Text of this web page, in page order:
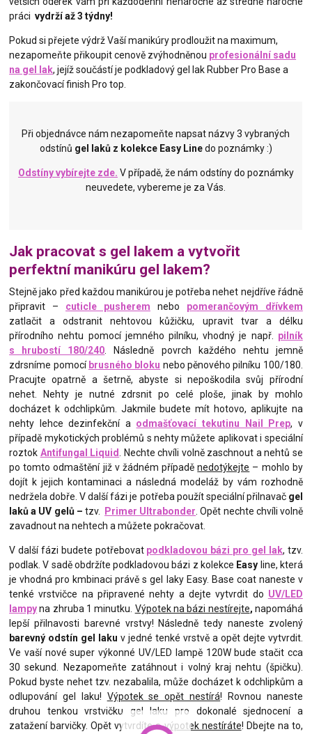
práci vydrží až 3 týdny!
Pokud si přejete výdrž Vaší manikúry prodloužit na maximum,
nezapomeňte přikoupit cenově zvýhodněnou profesionální sadu
na gel lak, jejíž součástí je podkladový gel lak Rubber Pro Base a
zakončovací finish Pro top.
Při objednávce nám nezapomeňte napsat názvy 3 vybraných
odstínů gel laků z kolekce Easy Linedo poznámky :)
Odstíny vybírejte zde. V případě, že nám odstíny do poznámky
neuvedete, vybereme je za Vás.
Jak pracovat s gel lakem a vytvořit
perfektní manikúru gel lakem?
Stejně jako před každou manikúrou je potřeba nehet nejdříve řádně
připravit – cuticle pusherem nebo pomerančovým dřívkem
zatlačit a odstranit nehtovou kůžičku, upravit tvar a délku
přírodního nehtu pomocí jemného pilníku, vhodný je např. pilník
s hrubostí 180/240 . Následně povrch každého nehtu jemně
zdrsníme pomocí brusného bloku nebo pěnového pilníku 100/180.
Pracujte opatrně a šetrně, abyste si nepoškodila svůj přírodní
nehet. Nehty je nutné zdrsnit po celé ploše, jinak by mohlo
docházet k odchlipkům. Jakmile budete mít hotovo, aplikujte na
nehty lehce dezinfekční a odmašťovací tekutinu Nail Prep, v
případě mykotických problémů s nehty můžete aplikovat i speciální
roztok Antifungal Liquid
. Nechte chvíli volně zaschnout a nehtů se
po tomto odmaštění již v žádném případěnedotýkejte – mohlo by
dojít k jejich kontaminaci a následná modeláž by vám rozhodně
nedržela dobře. V další fázi je potřeba použít speciální přilnavačgel
laků a UV gelů – tzv. Primer Ultrabonder . Opět nechte chvíli volně
zavadnout na nehtech a můžete pokračovat.
V další fázi budete potřebovat podkladovou bázi pro gel lak, tzv.
podlak. V sadě obdržíte podkladovou bázi z kolekce Easy line, která
je vhodná pro kmbinaci právě s gel laky Easy. Base coat naneste v
tenké vrstvičce na připravené nehty a dejte vytvrdit do UV/LED
lampyna zhruba 1 minutku. Výpotek na bázi nestírejte, napomáhá
lepší přilnavosti barevné vrstvy! Následně tedy naneste zvolený
barevný odstín gel laku v jedné tenké vrstvě a opět dejte vytvrdit.
Ve vaší nové super výkonné UV/LED lampě 120W bude stačit cca
30 sekund. Nezapomeňte zatáhnout i volný kraj nehtu (špičku).
Pokud byste nehet tzv. nezabalila, může docházet k odchlipkům a
odlupování gel laku! Výpotek se opět nestírá! Rovnou naneste
druhou tenkou vrstvičku gel laku pro dokonalé sjednocení a
zatažení barvičky. Opět vytvrdíte avýpotek nestíráte! Dbejte na to,